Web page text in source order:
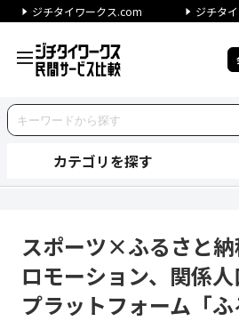
ジチタイワークス.com ジチタ
カテゴリを探す
スポーツ×ふるさと
ロモーション、関係
プラットフォーム「ふ